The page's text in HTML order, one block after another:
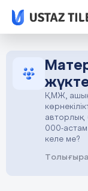
ҚМЖ,
авторлық
000-
келе ме?